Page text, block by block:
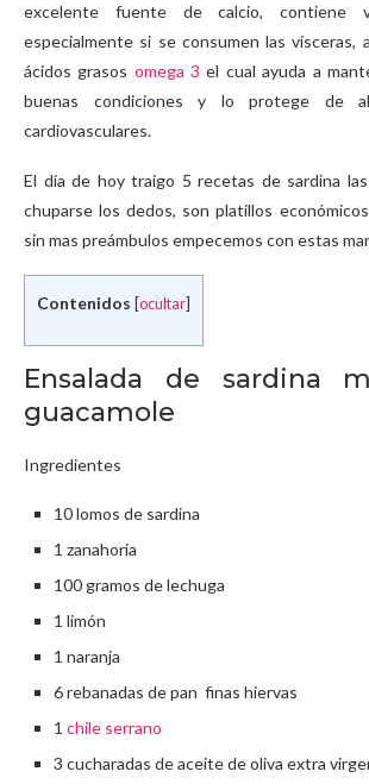
excelente fuente de calcio, contiene
especialmente si se consumen las vísceras,
ácidos grasos omega 3 el cual ayuda a
buenas condiciones y lo protege de
cardiovasculares.
El día de hoy traigo 5 recetas de sardina
chuparse los dedos, son platillos
sin mas preámbulos empecemos con estas
Contenidos ocultar
Ensalada de sardina
guacamole
Ingredientes
10 lomos de sardina
1 zanahoria
100 gramos de lechuga
1 limón
1 naranja
6 rebanadas de pan finas hiervas
1 chile serrano
3 cucharadas de aceite de oliva extra